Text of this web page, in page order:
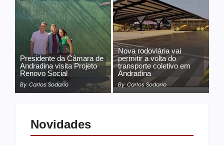
Presidente da Câmara de
Andradina visita Projeto
Renovo Social
By Carlos Sodario
Nova rodoviária vai
permitir a volta do
transporte coletivo em
Andradina
By Carlos Sodario
Novidades